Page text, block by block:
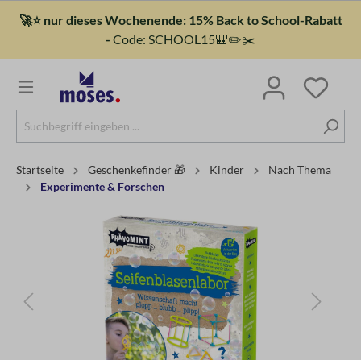
🚀⭐ nur dieses Wochenende: 15% Back to School-Rabatt
- Code: SCHOOL15🎒✏️✂️
Startseite Geschenkefinder 🎁 Kinder
Nach Thema
Experimente & Forschen